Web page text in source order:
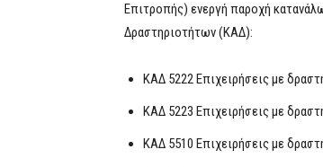
Επιτροπής) ενεργή παροχή
Δραστηριοτήτων (ΚΑΔ):
ΚΑΔ 5222 Επιχειρήσεις με
ΚΑΔ 5223 Επιχειρήσεις με
ΚΑΔ 5510 Επιχειρήσεις με